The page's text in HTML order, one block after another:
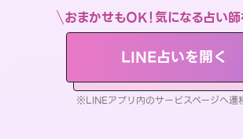
おまかせもOK！気になる占い
LINE占いを開く
※LINEアプリ内のサービスページへ遷